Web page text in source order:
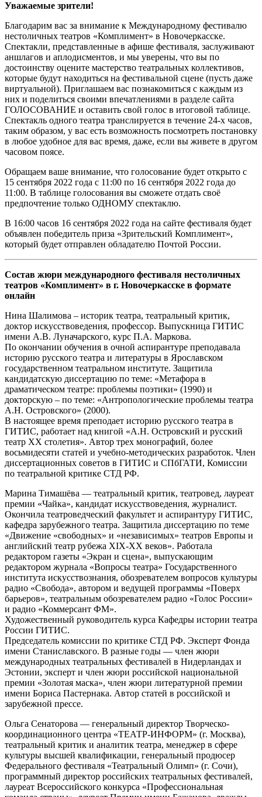
Уважаемые зрители!
Благодарим вас за внимание к Международному фестивалю
нестоличных театров «Комплимент» в Новочеркасске.
Спектакли, представленные в афише фестиваля, заслуживают
аншлагов и аплодисментов, и мы уверены, что вы по
достоинству оцените мастерство театральных коллективов,
которые будут находиться на фестивальной сцене (пусть даже
виртуальной). Приглашаем вас познакомиться с каждым из
них и поделиться своими впечатлениями в разделе сайта
ГОЛОСОВАНИЕ и оставить свой голос в итоговой таблице.
Спектакль одного театра транслируется в течение 24-х часов,
таким образом, у вас есть возможность посмотреть постановку
в любое удобное для вас время, даже, если вы живете в другом
часовом поясе.
Обращаем ваше внимание, что голосование будет открыто с
15 сентября 2022 года с 11:00 по 16 сентября 2022 года до
11:00. В таблице голосования вы сможете отдать своё
предпочтение только ОДНОМУ спектаклю.
В 16:00 часов 16 сентября 2022 года на сайте фестиваля будет
объявлен победитель приза «Зрительский Комплимент»,
который будет отправлен обладателю Почтой России.
Состав жюри международного фестиваля нестоличных
театров «Комплимент» в г. Новочеркасске в формате
онлайн
Нина Шалимова – историк театра, театральный критик,
доктор искусствоведения, профессор. Выпускница ГИТИС
имени А.В. Луначарского, курс П.А. Маркова.
По окончании обучения в очной аспирантуре преподавала
историю русского театра и литературы в Ярославском
государственном театральном институте. Защитила
кандидатскую диссертацию по теме: «Метафора в
драматическом театре: проблемы поэтики» (1990) и
докторскую – по теме: «Антропологические проблемы театра
А.Н. Островского» (2000).
В настоящее время преподает историю русского театра в
ГИТИС, работает над книгой «А.Н. Островский и русский
театр XX столетия». Автор трех монографий, более
восьмидесяти статей и учебно-методических разработок. Член
диссертационных советов в ГИТИС и СПбГАТИ, Комиссии
по театральной критике СТД РФ.
Марина Тимашёва — театральный критик, театровед, лауреат
премии «Чайка», кандидат искусствоведения, журналист.
Окончила театроведческий факультет и аспирантуру ГИТИС,
кафедра зарубежного театра. Защитила диссертацию по теме
«Движение «свободных» и «независимых» театров Европы и
английский театр рубежа XIX-XX веков». Работала
редактором газеты «Экран и сцена», выпускающим
редактором журнала «Вопросы театра» Государственного
института искусствознания, обозревателем вопросов культуры
радио «Свобода», автором и ведущей программы «Поверх
барьеров», театральным обозревателем радио «Голос России»
и радио «Коммерсант ФМ».
Художественный руководитель курса Кафедры истории театра
России ГИТИС.
Председатель комиссии по критике СТД РФ. Эксперт Фонда
имени Станиславского. В разные годы — член жюри
международных театральных фестивалей в Нидерландах и
Эстонии, эксперт и член жюри российской национальной
премии «Золотая маска», член жюри литературной премии
имени Бориса Пастернака. Автор статей в российской и
зарубежной прессе.
Ольга Сенаторова — генеральный директор Творческо-
координационного центра «ТЕАТР-ИНФОРМ» (г. Москва),
театральный критик и аналитик театра, менеджер в сфере
культуры высшей квалификации, генеральный продюсер
Федерального фестиваля «Театральный Олимп» (г. Сочи),
программный директор российских театральных фестивалей,
лауреат Всероссийского конкурса «Профессиональная